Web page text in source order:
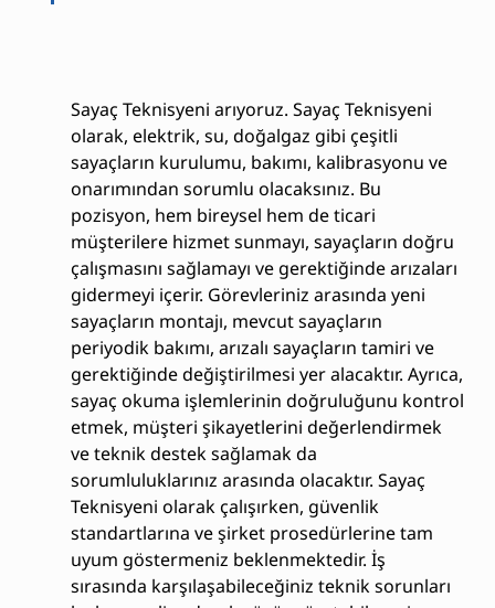
Sayaç Teknisyeni arıyoruz. Sayaç Teknisyeni
olarak, elektrik, su, doğalgaz gibi çeşitli
sayaçların kurulumu, bakımı, kalibrasyonu ve
onarımından sorumlu olacaksınız. Bu
pozisyon, hem bireysel hem de ticari
müşterilere hizmet sunmayı, sayaçların doğru
çalışmasını sağlamayı ve gerektiğinde arızaları
gidermeyi içerir. Görevleriniz arasında yeni
sayaçların montajı, mevcut sayaçların
periyodik bakımı, arızalı sayaçların tamiri ve
gerektiğinde değiştirilmesi yer alacaktır. Ayrıca,
sayaç okuma işlemlerinin doğruluğunu kontrol
etmek, müşteri şikayetlerini değerlendirmek
ve teknik destek sağlamak da
sorumluluklarınız arasında olacaktır. Sayaç
Teknisyeni olarak çalışırken, güvenlik
standartlarına ve şirket prosedürlerine tam
uyum göstermeniz beklenmektedir. İş
sırasında karşılaşabileceğiniz teknik sorunları